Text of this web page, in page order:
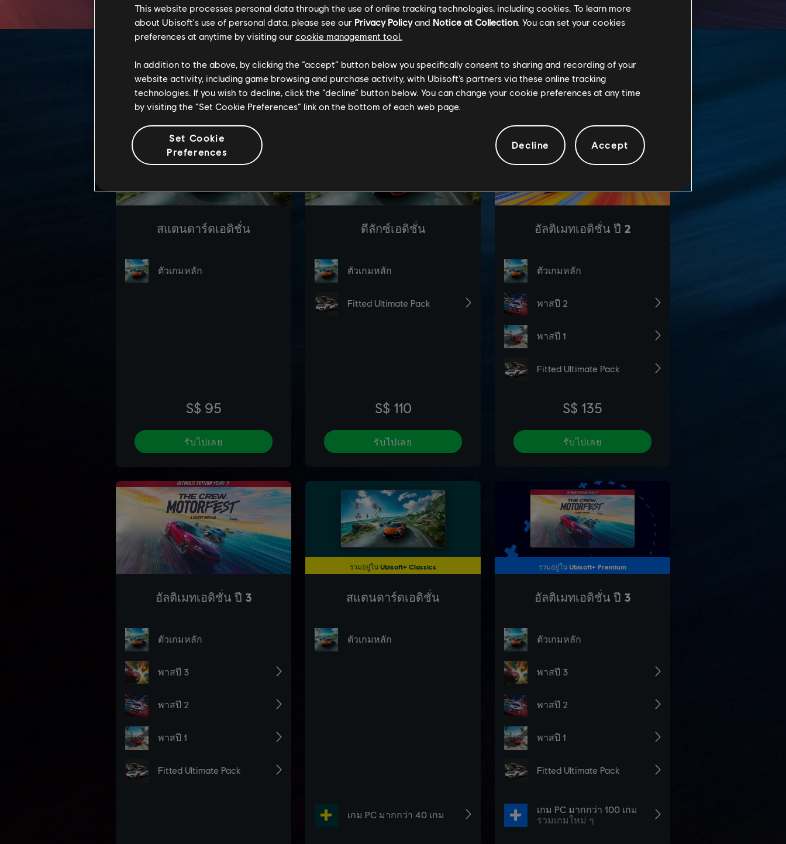
This website processes personal data through the use of online tracking technologies, including cookies. To learn more
about Ubisoft's use of personal data, please see our Privacy Policyand Notice at Collection. You can set your cookies
preferences at anytime by visiting our cookie management tool.
In addition to the above, by clicking the “accept” button below you specifically consent to sharing and recording of your
website activity, including game browsing and purchase activity, with Ubisoft’s partners via these online tracking
technologies. If you wish to decline, click the “decline” button below. You can change your cookie preferences at any time
by visiting the “Set Cookie Preferences” link on the bottom of each web page.
Set Cookie
Preferences
Decline Accept